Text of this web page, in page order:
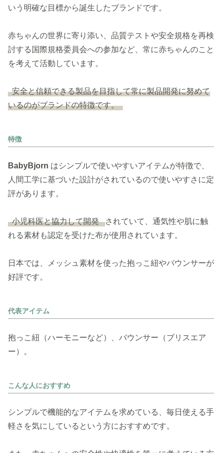
いう明確な目標から誕生したブランドです。
赤ちゃんの世界に寄り添い、品質テストや安全規格を再検
討する国際規格委員会への参加など、常に赤ちゃんのこと
を考えて活動しています。
安全と信頼できる製品を目指して常に製品開発に努めて
いるのがブランドの特徴です。
特徴
BabyBjorn はシンプルで使いやすいアイテムが特徴で、
人間工学に基づいた設計がされているので使いやすさに定
評があります。
小児科医と協力して開発 されていて、通気性や肌に触
れる素材も認定を受けた布が使用されています。
日本では、メッシュ素材を使った抱っこ紐やバウンサーが
好評です。
代表アイテム
抱っこ紐（ハーモニーなど）、バウンサー（ブリスエア
ー）。
こんな人におすすめ
シンプルで機能的なアイテムを求めている、毎日使える手
軽さを気にしているという方におすすめです。